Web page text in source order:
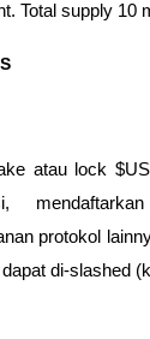
Total supply 10
atau lock
protokol
di-slashed